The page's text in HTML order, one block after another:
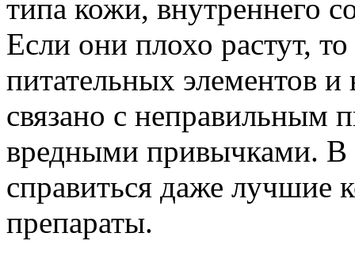
типа кожи, внутреннего
Если они плохо растут,
питательных элементов
связано с неправильным
вредными привычками. В
справиться даже лучшие
препараты.